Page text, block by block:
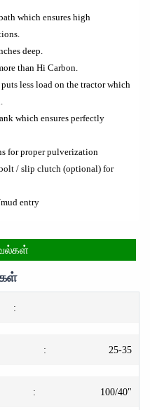
which ensures high
deep.
than Hi Carbon.
less load on the tractor which
which ensures perfectly
for proper pulverization
/ slip clutch (optional) for
entry
:
: 25-35
: 100/40"